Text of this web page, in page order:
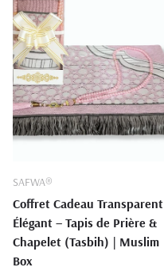
SAFWA®
Coffret Cadeau Transparent
Élégant – Tapis de Prière &
Chapelet (Tasbih) | Muslim
Box